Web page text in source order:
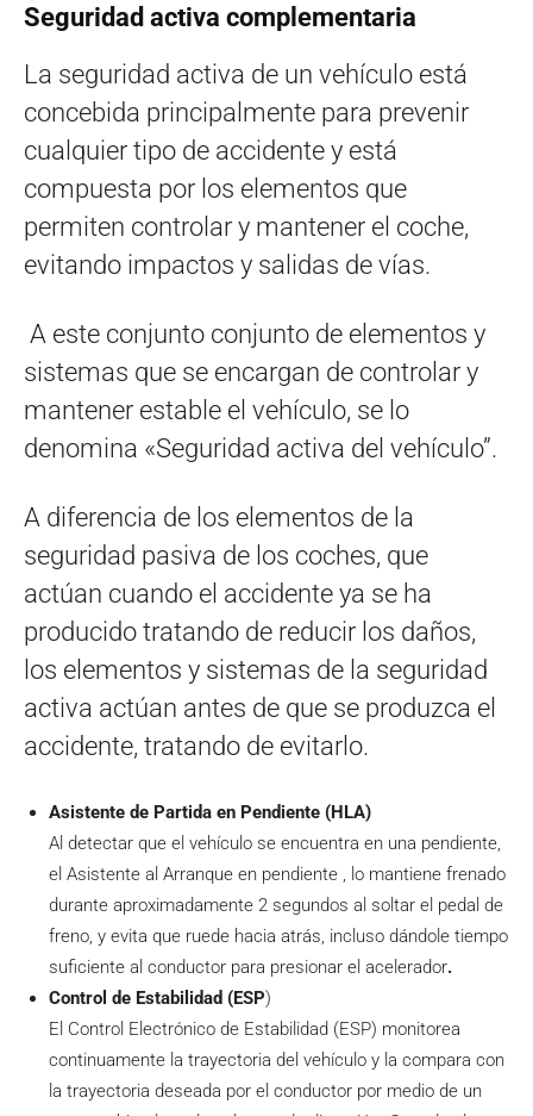
Seguridad activa complementaria
La seguridad activa de un vehículo está
concebida principalmente para prevenir
cualquier tipo de accidente y está
compuesta por los elementos que
permiten controlar y mantener el coche,
evitando impactos y salidas de vías.
A este conjunto conjunto de elementos y
sistemas que se encargan de controlar y
mantener estable el vehículo, se lo
denomina «Seguridad activa del vehículo”.
A diferencia de los elementos de la
seguridad pasiva de los coches, que
actúan cuando el accidente ya se ha
producido tratando de reducir los daños,
los elementos y sistemas de la seguridad
activa actúan antes de que se produzca el
accidente, tratando de evitarlo.
Asistente de Partida en Pendiente (HLA)
Al detectar que el vehículo se encuentra en una pendiente,
el Asistente al Arranque en pendiente , lo mantiene frenado
durante aproximadamente 2 segundos al soltar el pedal de
freno, y evita que ruede hacia atrás, incluso dándole tiempo
suficiente al conductor para presionar el acelerador.
Control de Estabilidad (ESP)
El Control Electrónico de Estabilidad (ESP) monitorea
continuamente la trayectoria del vehículo y la compara con
la trayectoria deseada por el conductor por medio de un